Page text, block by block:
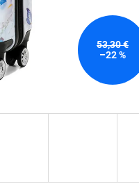
53,30 €
–22 %